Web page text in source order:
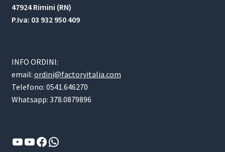
47924 Rimini (RN)
P.Iva: 03 932 950 409
INFO ORDINI:
email: ordini@factoryitalia.com
Telefono: 0541.646270
Whatsapp: 378.0879896
YouTube
YouTube
Facebook
WhatsApp